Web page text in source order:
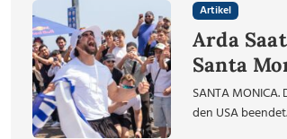
Artikel
Arda
Santa
SANTA
den USA